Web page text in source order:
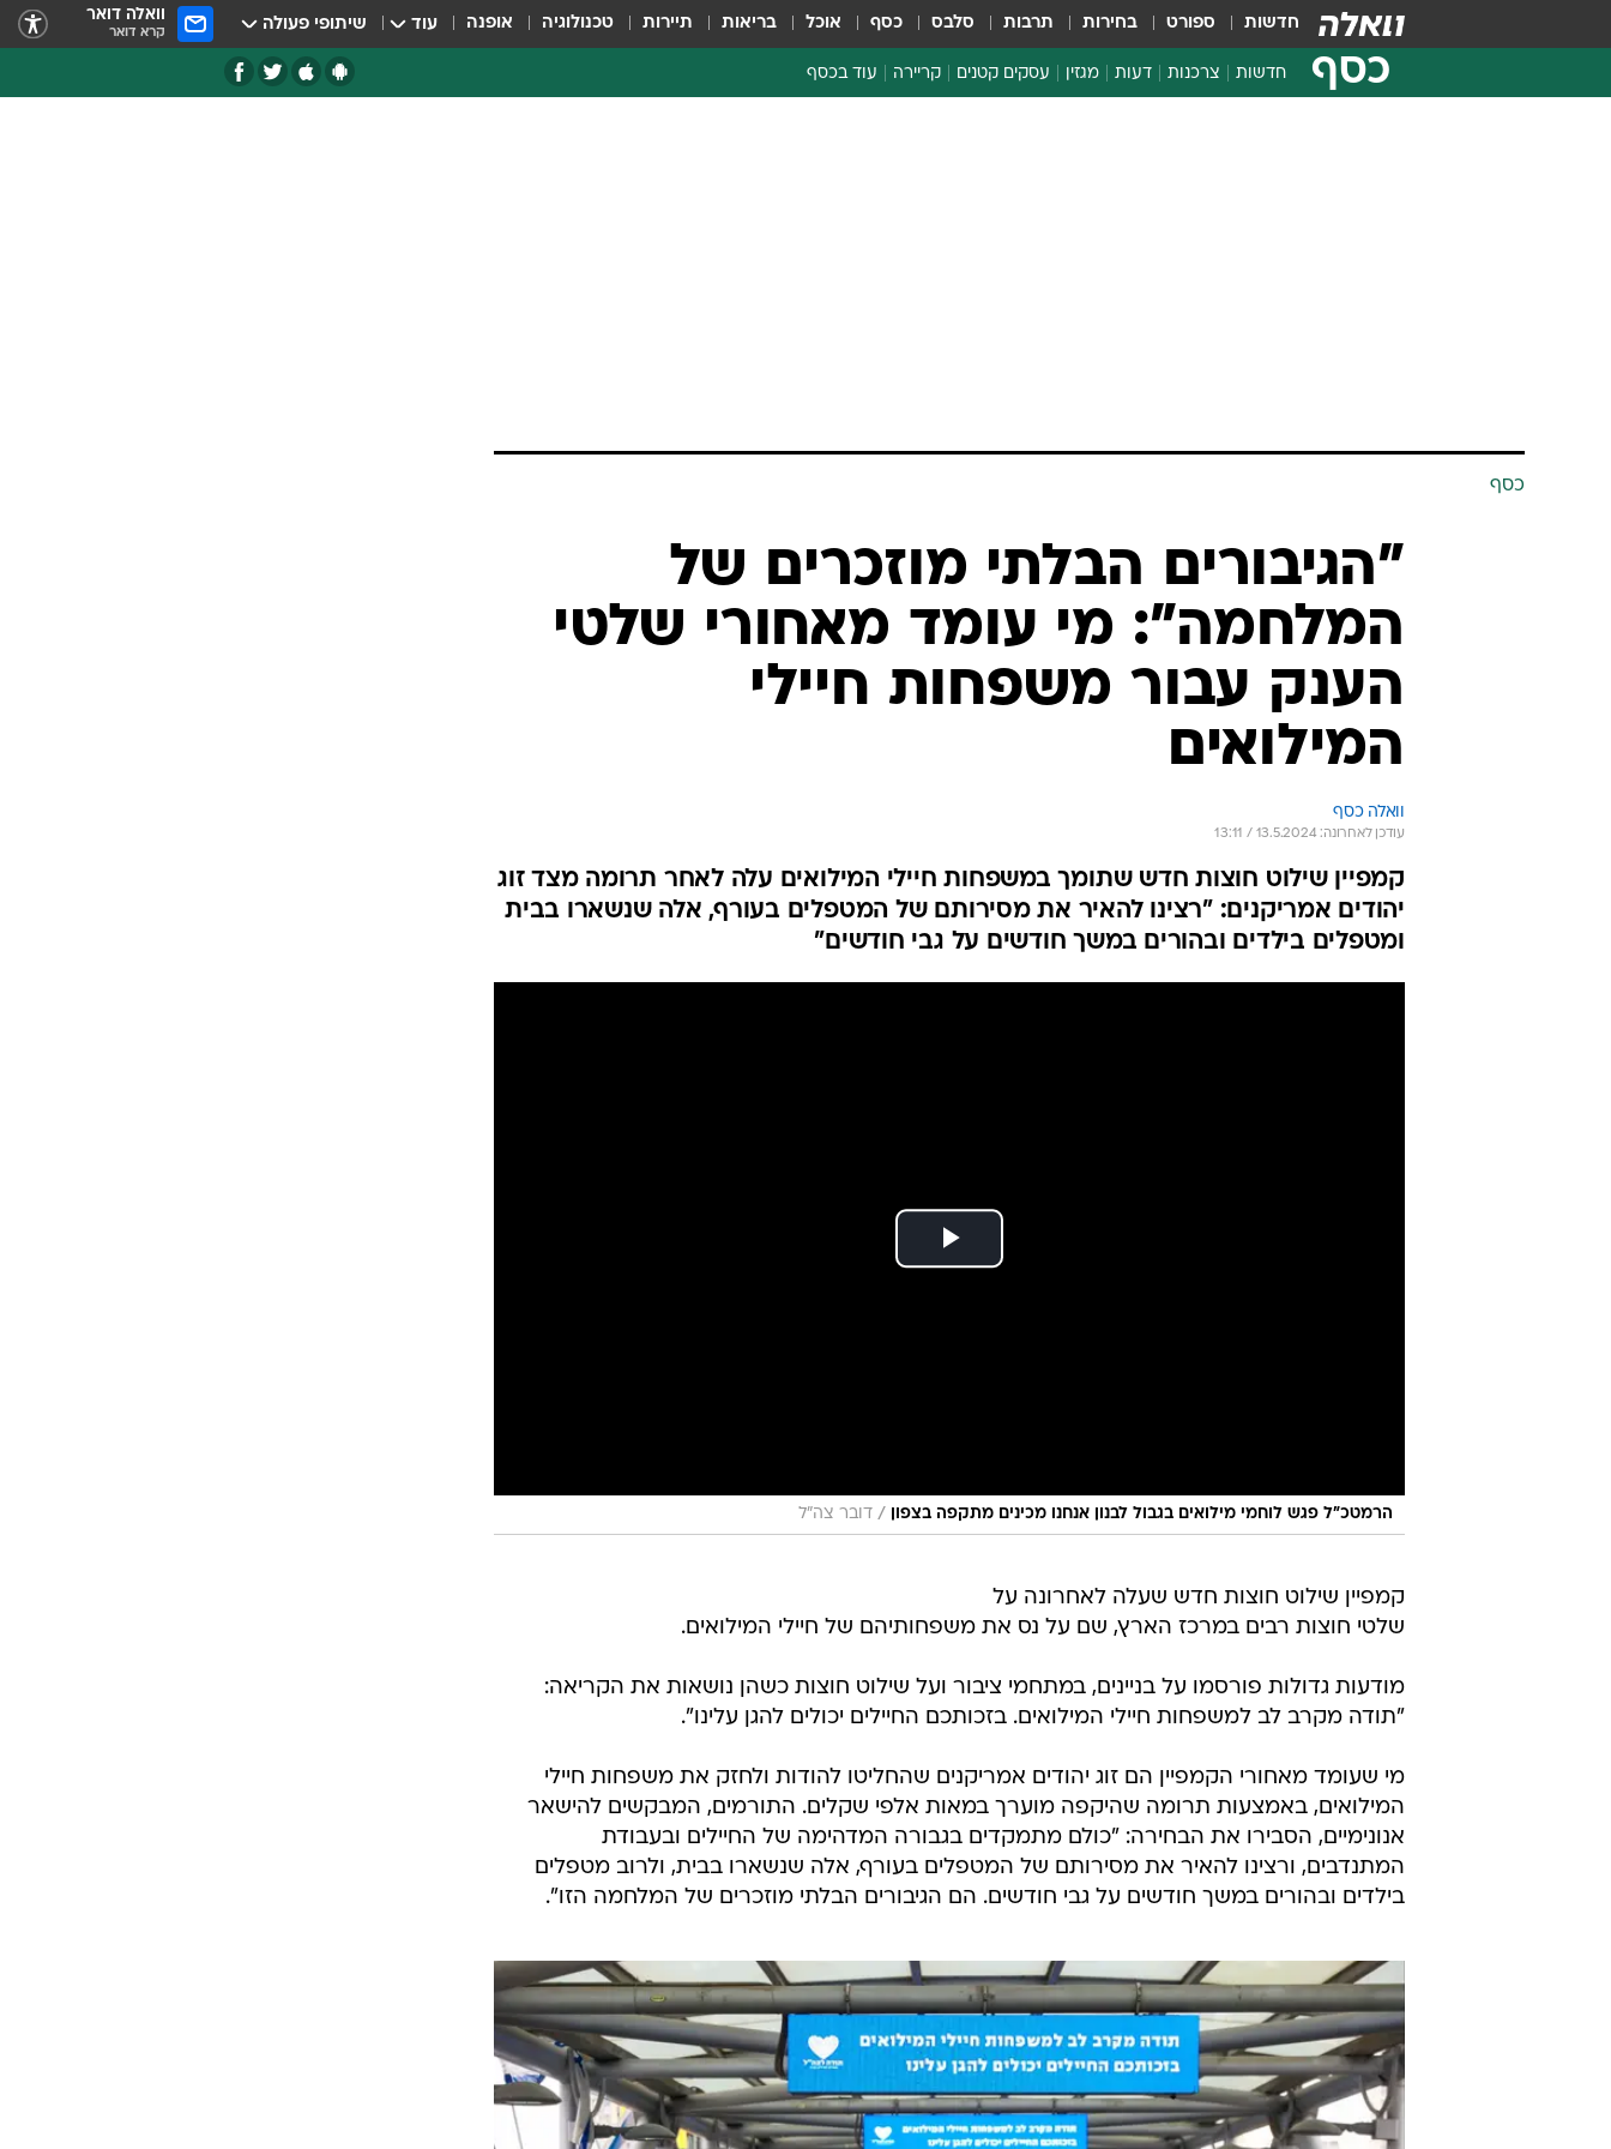
חדשות ספורט בחירות תרבות סלבס כסף אוכל בריאות תיירות טכנולוגיה אופנה עוד שיתופי פעולה וואלה דואר
קרא דואר
כסף חדשות צרכנות דעות מגזין עסקים קטנים קריירה עוד בכסף
כסף
"הגיבורים הבלתי מוזכרים של
המלחמה": מי עומד מאחורי שלטי
הענק עבור משפחות חיילי
המילואים
וואלה כסף
עודכן לאחרונה: 13.5.2024 / 13:11
קמפיין שילוט חוצות חדש שתומך במשפחות חיילי המילואים עלה לאחר תרומה מצד זוג
יהודים אמריקנים: "רצינו להאיר את מסירותם של המטפלים בעורף, אלה שנשארו בבית
ומטפלים בילדים ובהורים במשך חודשים על גבי חודשים"
הרמטכ״ל פגש לוחמי מילואים בגבול לבנון אנחנו מכינים מתקפה בצפון / דובר צה"ל
קמפיין שילוט חוצות חדש שעלה לאחרונה על
שלטי חוצות רבים במרכז הארץ, שם על נס את משפחותיהם של חיילי המילואים.
מודעות גדולות פורסמו על בניינים, במתחמי ציבור ועל שילוט חוצות כשהן נושאות את הקריאה:
"תודה מקרב לב למשפחות חיילי המילואים. בזכותכם החיילים יכולים להגן עלינו".
מי שעומד מאחורי הקמפיין הם זוג יהודים אמריקנים שהחליטו להודות ולחזק את משפחות חיילי
המילואים, באמצעות תרומה שהיקפה מוערך במאות אלפי שקלים. התורמים, המבקשים להישאר
אנונימיים, הסבירו את הבחירה: "כולם מתמקדים בגבורה המדהימה של החיילים ובעבודת
המתנדבים, ורצינו להאיר את מסירותם של המטפלים בעורף, אלה שנשארו בבית, ולרוב מטפלים
בילדים ובהורים במשך חודשים על גבי חודשים. הם הגיבורים הבלתי מוזכרים של המלחמה הזו".